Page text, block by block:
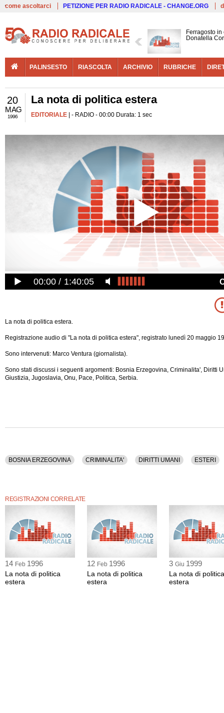
come ascoltarci PETIZIONE PER RADIO RADICALE - CHANGE.ORG
Ferragosto
Donatella
PALINSESTO RIASCOLTA ARCHIVIO RUBRICHE
20
MAG
1996
La nota di politica estera
EDITORIALE | - RADIO - 00:00 Durata: 1 sec
00:00 1:40:05
La nota di politica estera.
Registrazione audio di "La nota di politica estera", registrato lunedì 20 maggio
Sono intervenuti: Marco Ventura (giornalista).
Sono stati discussi i seguenti argomenti: Bosnia Erzegovina, Criminalita', Diritti
Giustizia, Jugoslavia, Onu, Pace, Politica, Serbia.
BOSNIA ERZEGOVINA CRIMINALITA' DIRITTI UMANI ESTERI
REGISTRAZIONI CORRELATE
14 Feb 1996
La nota di politica
estera
12 Feb 1996
La nota di politica
estera
3 Giu 1999
La nota di politica
estera